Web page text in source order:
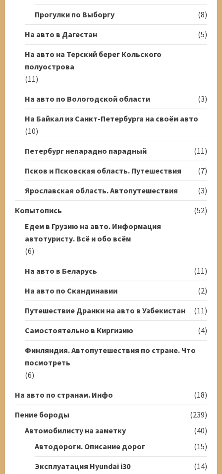
Прогулки по Выборгу
(8)
На авто в Дагестан
(5)
На авто на Терский берег Кольского
полуострова
(11)
На авто по Вологодской области
(3)
На Байкал из Санкт-Петербурга на своём авто
(10)
Петербург непарадно парадный
(11)
Псков и Псковская область. Путешествия
(7)
Ярославская область. Автопутешествия
(3)
Копытопись
(52)
Едем в Грузию на авто. Информация
автотуристу. Всё и обо всём
(6)
На авто в Беларусь
(11)
На авто по Скандинавии
(2)
Путешествие Дранки на авто в Узбекистан
(11)
Самостоятельно в Киргизию
(4)
Финляндия. Автопутешествия по стране. Что
посмотреть
(6)
На авто по странам. Инфо
(18)
Пение бороды
(239)
Автомобилисту на заметку
(40)
Автодороги. Описание дорог
(15)
Эксплуатация Hyundai i30
(14)